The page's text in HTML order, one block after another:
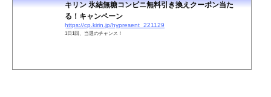
キリン 氷結無糖コンビニ無料引き換えクーポン当た
る！キャンペーン
https://cp.kirin.jp/hypresent_221129
1日1回、当選のチャンス！